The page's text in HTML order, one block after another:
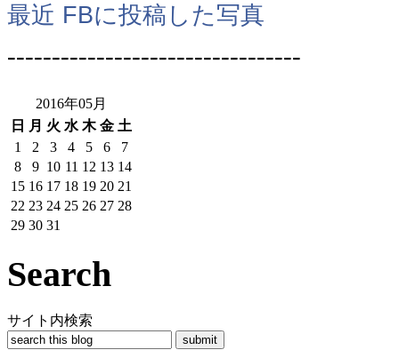
最近 FBに投稿した写真
---------------------------------
2016年05月
日
月 火 水 木 金 土
1
2 3 4 5 6
7
8
9 10 11 12 13 14
15 16 17 18 19 20 21
22 23 24 25 26 27 28
29 30 31
Search
サイト内検索